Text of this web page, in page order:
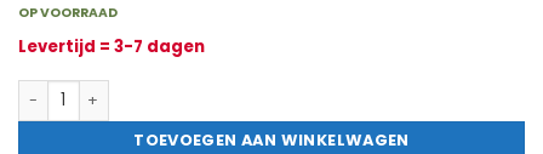
OP VOORRAAD
Levertijd = 3-7 dagen
4x Mignon batterij Type: AA • R6 • Zn (Zink) 4 Stuks [18710B]
TOEVOEGEN AAN WINKELWAGEN